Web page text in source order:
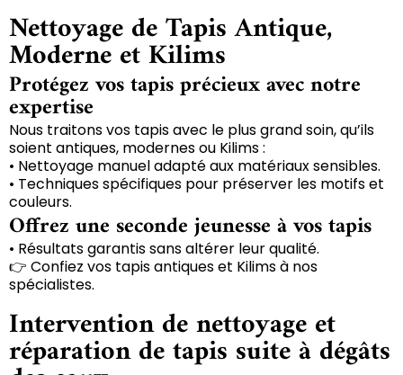
Nettoyage de Tapis Antique,
Moderne et Kilims
Protégez vos tapis précieux avec notre
expertise
Nous traitons vos tapis avec le plus grand soin, qu’ils
soient antiques, modernes ou Kilims :
• Nettoyage manuel adapté aux matériaux sensibles.
• Techniques spécifiques pour préserver les motifs et
couleurs.
Offrez une seconde jeunesse à vos tapis
• Résultats garantis sans altérer leur qualité.
👉 Confiez vos tapis antiques et Kilims à nos
spécialistes.
Intervention de nettoyage et
réparation de tapis suite à dégâts